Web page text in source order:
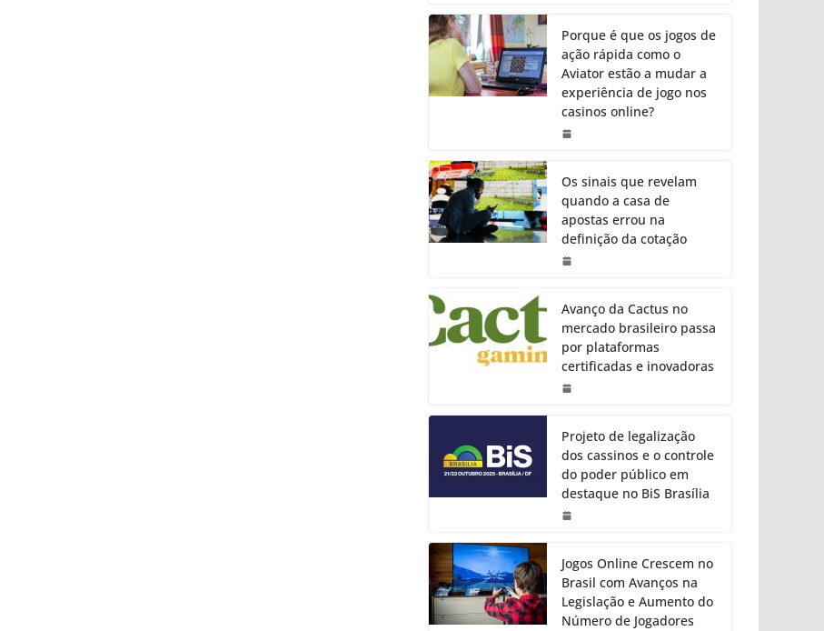
Porque é que os jogos de
ação rápida como o
Aviator estão a mudar a
experiência de jogo nos
casinos online?
Os sinais que revelam
quando a casa de
apostas errou na
definição da cotação
Avanço da Cactus no
mercado brasileiro passa
por plataformas
certificadas e inovadoras
Projeto de legalização
dos cassinos e o controle
do poder público em
destaque no BiS Brasília
Jogos Online Crescem no
Brasil com Avanços na
Legislação e Aumento do
Número de Jogadores